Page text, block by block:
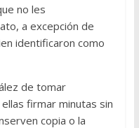
no les
a excepción de
identificaron como
de tomar
firmar minutas sin
copia o la